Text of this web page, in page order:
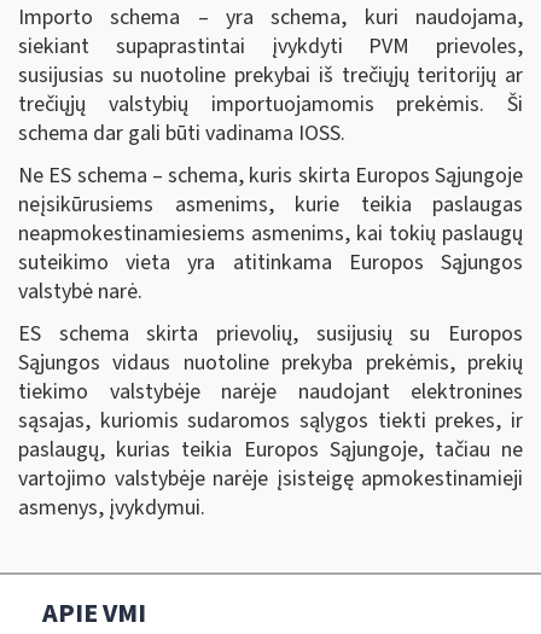
Importo schema – yra schema, kuri naudojama,
siekiant supaprastintai įvykdyti PVM prievoles,
susijusias su nuotoline prekybai iš trečiųjų teritorijų ar
trečiųjų valstybių importuojamomis prekėmis. Ši
schema dar gali būti vadinama IOSS.
Ne ES schema – schema, kuris skirta Europos Sąjungoje
neįsikūrusiems asmenims, kurie teikia paslaugas
neapmokestinamiesiems asmenims, kai tokių paslaugų
suteikimo vieta yra atitinkama Europos Sąjungos
valstybė narė.
ES schema skirta prievolių, susijusių su Europos
Sąjungos vidaus nuotoline prekyba prekėmis, prekių
tiekimo valstybėje narėje naudojant elektronines
sąsajas, kuriomis sudaromos sąlygos tiekti prekes, ir
paslaugų, kurias teikia Europos Sąjungoje, tačiau ne
vartojimo valstybėje narėje įsisteigę apmokestinamieji
asmenys, įvykdymui.
APIE VMI